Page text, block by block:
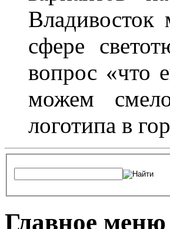
сфере
вопрос «что
можем
логотипа в
Главное меню